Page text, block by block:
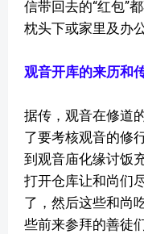
信带回去的“红包”
枕头下或家里及办
观音开库的来历和
据传，观音在修道
了要考核观音的修
到观音庙化缘讨饭
打开仓库让和尚们
了，然后这些和尚
些前来参拜的善徒们